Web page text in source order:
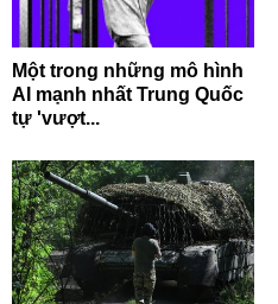
Một trong những mô hình
AI mạnh nhất Trung Quốc
tự 'vượt...